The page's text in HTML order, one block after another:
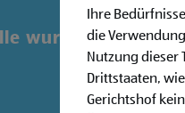
wurde leider
Entdecke
Ihre
die
Nutzung dieser
Drittstaaten,
Gerichtshof